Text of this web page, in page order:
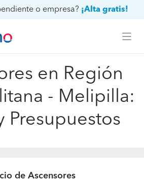
o empresa? ¡Alta gratis!
en Región
- Melipilla:
Presupuestos
de Ascensores